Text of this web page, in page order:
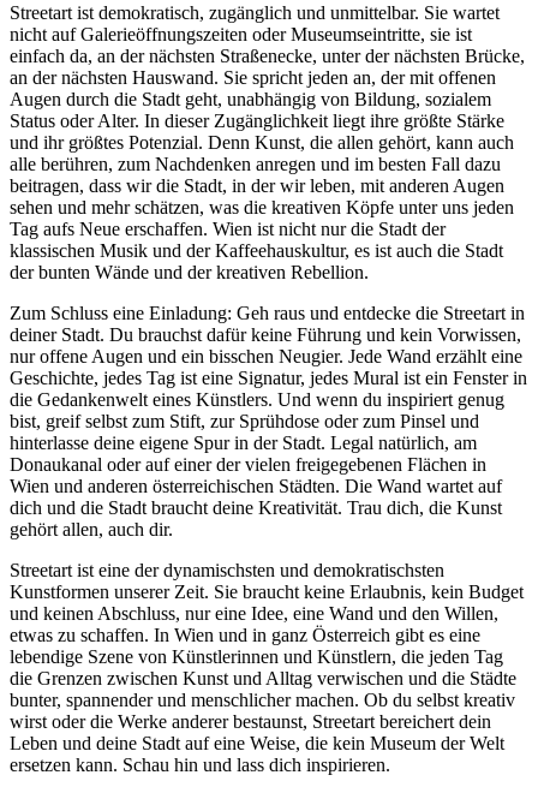
Streetart ist demokratisch, zugänglich und unmittelbar. Sie wartet
nicht auf Galerieöffnungszeiten oder Museumseintritte, sie ist
einfach da, an der nächsten Straßenecke, unter der nächsten Brücke,
an der nächsten Hauswand. Sie spricht jeden an, der mit offenen
Augen durch die Stadt geht, unabhängig von Bildung, sozialem
Status oder Alter. In dieser Zugänglichkeit liegt ihre größte Stärke
und ihr größtes Potenzial. Denn Kunst, die allen gehört, kann auch
alle berühren, zum Nachdenken anregen und im besten Fall dazu
beitragen, dass wir die Stadt, in der wir leben, mit anderen Augen
sehen und mehr schätzen, was die kreativen Köpfe unter uns jeden
Tag aufs Neue erschaffen. Wien ist nicht nur die Stadt der
klassischen Musik und der Kaffeehauskultur, es ist auch die Stadt
der bunten Wände und der kreativen Rebellion.
Zum Schluss eine Einladung: Geh raus und entdecke die Streetart in
deiner Stadt. Du brauchst dafür keine Führung und kein Vorwissen,
nur offene Augen und ein bisschen Neugier. Jede Wand erzählt eine
Geschichte, jedes Tag ist eine Signatur, jedes Mural ist ein Fenster in
die Gedankenwelt eines Künstlers. Und wenn du inspiriert genug
bist, greif selbst zum Stift, zur Sprühdose oder zum Pinsel und
hinterlasse deine eigene Spur in der Stadt. Legal natürlich, am
Donaukanal oder auf einer der vielen freigegebenen Flächen in
Wien und anderen österreichischen Städten. Die Wand wartet auf
dich und die Stadt braucht deine Kreativität. Trau dich, die Kunst
gehört allen, auch dir.
Streetart ist eine der dynamischsten und demokratischsten
Kunstformen unserer Zeit. Sie braucht keine Erlaubnis, kein Budget
und keinen Abschluss, nur eine Idee, eine Wand und den Willen,
etwas zu schaffen. In Wien und in ganz Österreich gibt es eine
lebendige Szene von Künstlerinnen und Künstlern, die jeden Tag
die Grenzen zwischen Kunst und Alltag verwischen und die Städte
bunter, spannender und menschlicher machen. Ob du selbst kreativ
wirst oder die Werke anderer bestaunst, Streetart bereichert dein
Leben und deine Stadt auf eine Weise, die kein Museum der Welt
ersetzen kann. Schau hin und lass dich inspirieren.